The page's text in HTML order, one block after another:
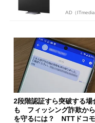
AD（ITmedia
2段階認証すら突破する場
も フィッシング詐欺か
を守るには？ NTTドコ